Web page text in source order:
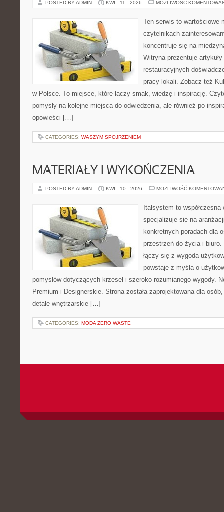
POSTED BY ADMIN KWI - 11 - 2026 MOŻLIWOŚĆ
Ten serwis to wartościowe
czytelnikach
koncentruje się na
Witryna prezentuje
restauracyjnych
pracy lokali. Zobacz też
w Polsce. To miejsce, które łączy smak, wiedzę i inspirację.
pomysły na kolejne miejsca do odwiedzenia, ale również po
opowieści […]
CATEGORIES: WASZYM SPOJRZENIEM
MATERIAŁY I WYKOŃCZENIA
POSTED BY ADMIN KWI - 10 - 2026 MOŻLIWOŚĆ
Italsystem to
specjalizuje się na
konkretnych poradach dla
przestrzeń do życia i
łączy się z wygodą
powstaje z myślą o
pomysłów dotyczących krzeseł i szeroko rozumianego wygody.
Premium i Designerskie. Strona została zaprojektowana dla
detale wnętrzarskie […]
CATEGORIES: MODA ZERO WASTE